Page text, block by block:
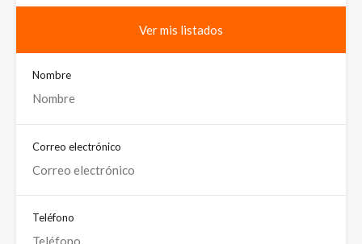
Ver mis listados
Nombre
Correo electrónico
Teléfono